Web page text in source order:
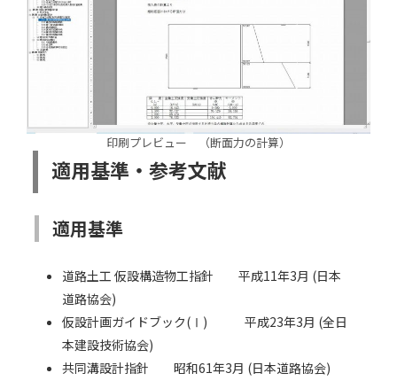
印刷プレビュー （断面力の計算）
適用基準・参考文献
適用基準
道路土工 仮設構造物工指針 平成11年3月 (日本
道路協会)
仮設計画ガイドブック(Ⅰ) 平成23年3月 (全日
本建設技術協会)
共同溝設計指針 昭和61年3月 (日本道路協会)